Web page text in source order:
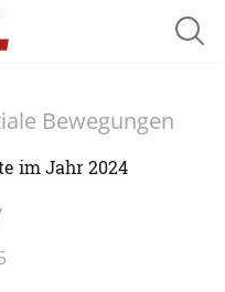
Bewegungen
im Jahr 2024